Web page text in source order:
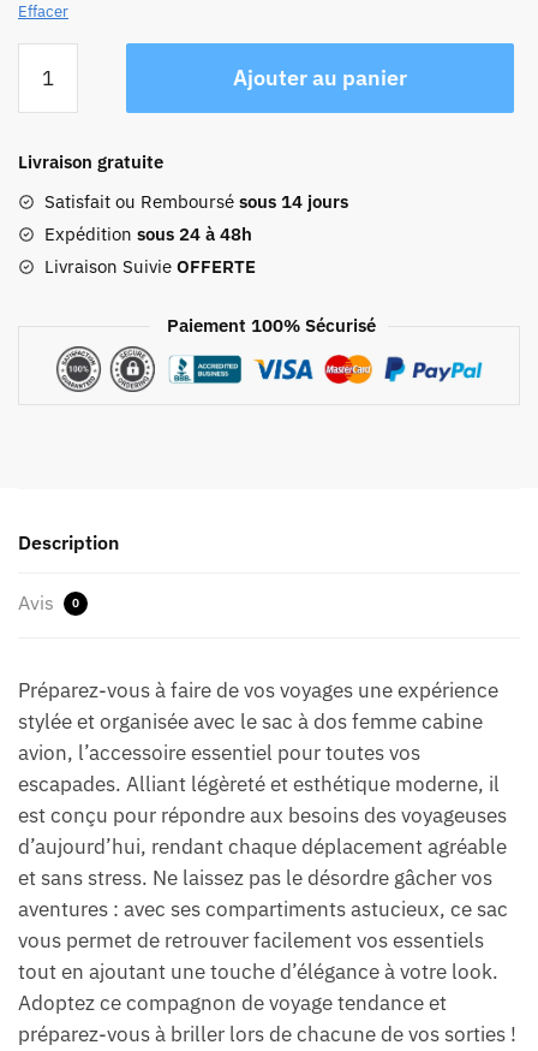
Effacer
Sac
Dos
Femme
Cabine
Avion
Ajouter au panier
Livraison gratuite
Satisfait ou Remboursé sous 14 jours
Expédition sous 24 à 48h
Livraison Suivie OFFERTE
Paiement 100% Sécurisé
Description
Avis 0
Préparez-vous à faire de vos voyages une expérience
stylée et organisée avec le sac à dos femme cabine
avion, l’accessoire essentiel pour toutes vos
escapades. Alliant légèreté et esthétique moderne, il
est conçu pour répondre aux besoins des voyageuses
d’aujourd’hui, rendant chaque déplacement agréable
et sans stress. Ne laissez pas le désordre gâcher vos
aventures : avec ses compartiments astucieux, ce sac
vous permet de retrouver facilement vos essentiels
tout en ajoutant une touche d’élégance à votre look.
Adoptez ce compagnon de voyage tendance et
préparez-vous à briller lors de chacune de vos sorties !